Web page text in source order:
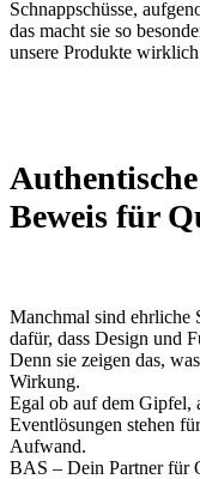
Schnappschüsse,
das macht sie so
unsere Produkte
Beweis für
Manchmal sind ehrliche
dafür, dass Design und
Denn sie zeigen das,
Wirkung.
Egal ob auf dem Gipfel,
Eventlösungen stehen
Aufwand.
BAS – Dein Partner für